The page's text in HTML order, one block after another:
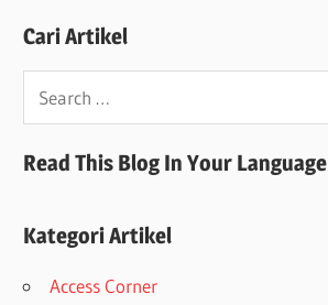
Cari Artikel
Read This Blog In Your Language
Kategori Artikel
Access Corner